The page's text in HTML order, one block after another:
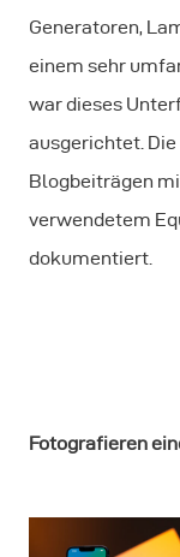
Generatoren,
einem sehr
war dieses
ausgerichtet.
Blogbeiträgen
verwendetem
dokumentiert.
Fotografieren